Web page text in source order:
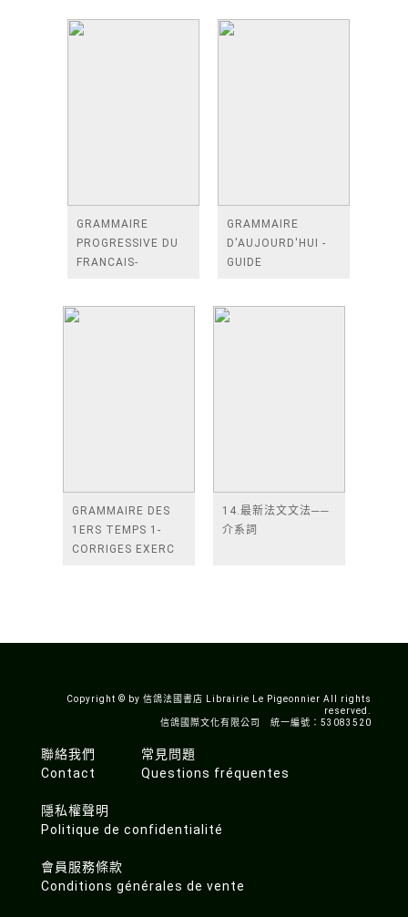
GRAMMAIRE
PROGRESSIVE DU
FRANCAIS-
COMPLET
GRAMMAIRE
D'AUJOURD'HUI -
GUIDE
FRANCAISE (LA) - -
GRAMMAIRE DES
1ERS TEMPS 1-
CORRIGES EXERC
14.最新法文文法──
介系詞
Copyright © by 信鴿法國書店 Librairie Le Pigeonnier All rights
reserved.
信鴿國際文化有限公司 統一編號：53083520
聯絡我們
Contact
常見問題
Questions fréquentes
隱私權聲明
Politique de confidentialité
會員服務條款
Conditions générales de vente